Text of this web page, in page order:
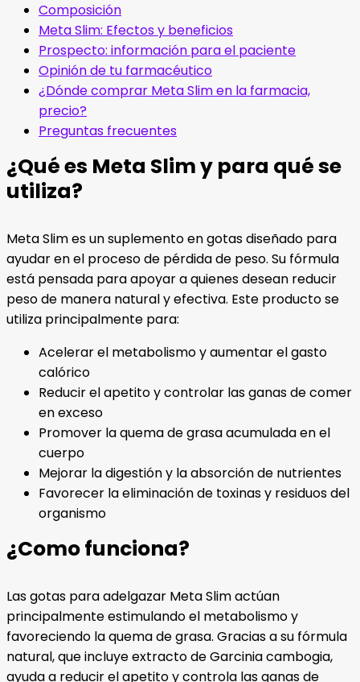
Composición
Meta Slim: Efectos y beneficios
Prospecto: información para el paciente
Opinión de tu farmacéutico
¿Dónde comprar Meta Slim en la farmacia,
precio?
Preguntas frecuentes
¿Qué es Meta Slim y para qué se
utiliza?
Meta Slim es un suplemento en gotas diseñado para
ayudar en el proceso de pérdida de peso. Su fórmula
está pensada para apoyar a quienes desean reducir
peso de manera natural y efectiva. Este producto se
utiliza principalmente para:
Acelerar el metabolismo y aumentar el gasto
calórico
Reducir el apetito y controlar las ganas de comer
en exceso
Promover la quema de grasa acumulada en el
cuerpo
Mejorar la digestión y la absorción de nutrientes
Favorecer la eliminación de toxinas y residuos del
organismo
¿Como funciona?
Las gotas para adelgazar Meta Slim actúan
principalmente estimulando el metabolismo y
favoreciendo la quema de grasa. Gracias a su fórmula
natural, que incluye extracto de Garcinia cambogia,
ayuda a reducir el apetito y controla las ganas de